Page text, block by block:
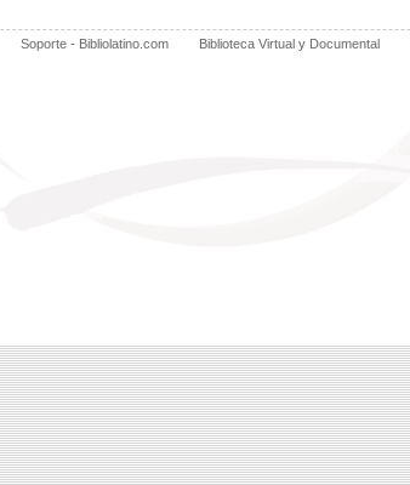
Soporte - Bibliolatino.com Biblioteca Virtual y Documental